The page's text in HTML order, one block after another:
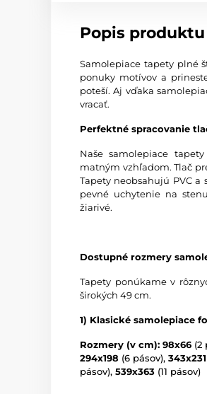
Popis produktu
Samolepiace tapety plné
ponuky motívov a
poteší. Aj vďaka
vracať.
Perfektné spracovanie
Naše samolepiace
matným vzhľadom. Tlač
Tapety neobsahujú PVC
pevné uchytenie na
žiarivé.
Dostupné rozmery
Tapety ponúkame v
širokých 49 cm.
1) Klasické samolepiace
Rozmery (v cm): 98x66 (2
294x198 (6 pásov), 343x231
pásov), 539x363 (11 pásov)